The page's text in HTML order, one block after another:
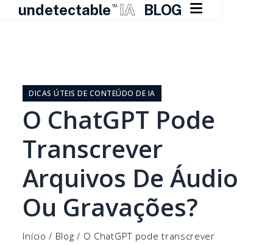
undetectable TM IA BLOG 
conteúdo
DICAS ÚTEIS DE CONTEÚDO DE IA
O ChatGPT Pode
Transcrever
Arquivos De Áudio
Ou Gravações?
Início / Blog / O ChatGPT pode transcrever